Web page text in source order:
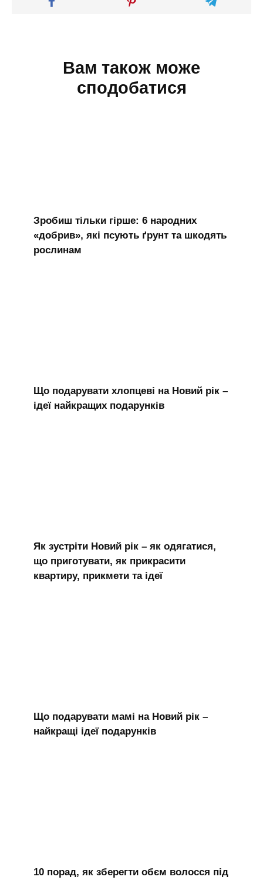
Вам також може
сподобатися
Зробиш тільки гірше: 6 народних
«добрив», які псують ґрунт та шкодять
рослинам
Що подарувати хлопцеві на Новий рік –
ідеї найкращих подарунків
Як зустріти Новий рік – як одягатися,
що приготувати, як прикрасити
квартиру, прикмети та ідеї
Що подарувати мамі на Новий рік –
найкращі ідеї подарунків
10 порад, як зберегти обєм волосся під